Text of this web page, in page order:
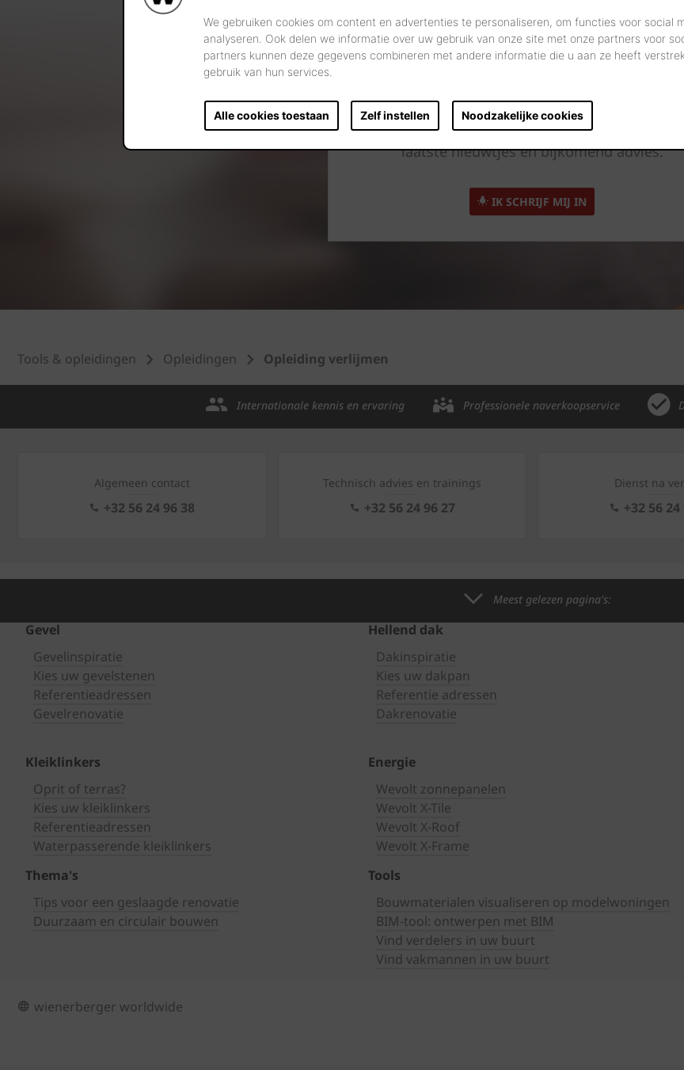
We gebruiken cookies om content en advertenties te personaliseren, om functies voor social
analyseren. Ook delen we informatie over uw gebruik van onze site met onze partners voor
partners kunnen deze gegevens combineren met andere informatie die u aan ze heeft
gebruik van hun services.
Alle cookies toestaan Zelf instellen Noodzakelijke cookies
Registreer en we houden u op de hoogte van de
laatste nieuwtjes en bijkomend advies.
IK SCHRIJF MIJ IN
Tools & opleidingen Opleidingen Opleiding verlijmen
Internationale kennis en ervaring Professionele naverkoopservice
Algemeen contact
+32 56 24 96 38
Technisch advies en trainings
+32 56 24 96 27
Dienst na
+32 56 24
Meest gelezen pagina's:
Gevel
Gevelinspiratie
Kies uw gevelstenen
Referentieadressen
Gevelrenovatie
Hellend dak
Dakinspiratie
Kies uw dakpan
Referentie adressen
Dakrenovatie
Kleiklinkers
Oprit of terras?
Kies uw kleiklinkers
Referentieadressen
Waterpasserende kleiklinkers
Energie
Wevolt zonnepanelen
Wevolt X-Tile
Wevolt X-Roof
Wevolt X-Frame
Thema's
Tips voor een geslaagde renovatie
Duurzaam en circulair bouwen
Tools
Bouwmaterialen visualiseren op modelwoningen
BIM-tool: ontwerpen met BIM
Vind verdelers in uw buurt
Vind vakmannen in uw buurt
wienerberger worldwide